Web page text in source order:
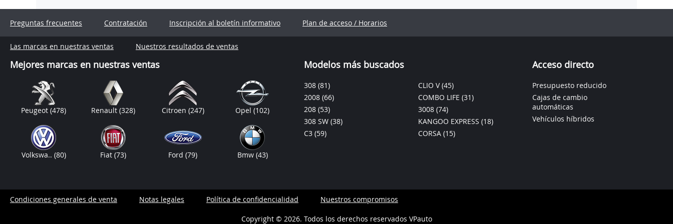
Preguntas frecuentes Contratación Inscripción al boletín informativo Plan de acceso / Horarios
Las marcas en nuestras ventas Nuestros resultados de ventas
Mejores marcas en nuestras ventas
Peugeot(478) Renault(328) Citroen (247) Opel(102)
Volkswa.. (80) Fiat(73) Ford(79) Bmw (43)
Modelos más buscados
308 (81)
2008 (66)
208 (53)
308 SW (38)
C3 (59)
CLIO V(45)
COMBO LIFE (31)
3008 (74)
KANGOO EXPRESS (18)
CORSA (15)
Acceso directo
Presupuesto reducido
Cajas de cambio
automáticas
Vehículos híbridos
Condiciones generales de venta Notas legales Política de confidencialidad Nuestros compromisos
Copyright © 2026. Todos los derechos reservados VPauto